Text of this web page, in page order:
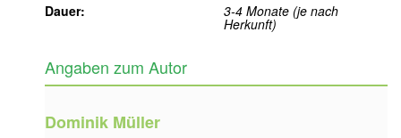
Dauer:
3-4 Monate (je nach
Herkunft)
Angaben zum Autor
Dominik Müller